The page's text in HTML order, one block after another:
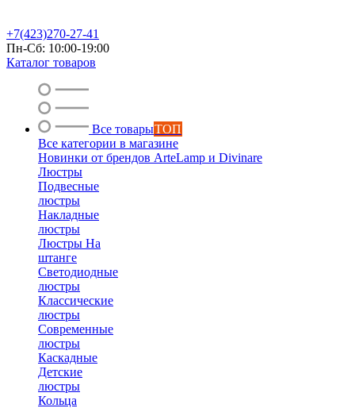
+7(423)270-27-41
Пн-Сб: 10:00-19:00
Каталог товаров
Все товарыТОП
Все категории в магазине
Новинки от брендов ArteLamp и Divinare
Люстры
Подвесные
люстры
Накладные
люстры
Люстры На
штанге
Светодиодные
люстры
Классические
люстры
Современные
люстры
Каскадные
Детские
люстры
Кольца